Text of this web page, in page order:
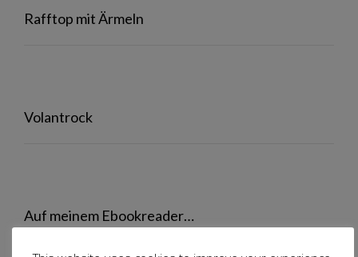
Rafftop mit Ärmeln
Volantrock
Auf meinem Ebookreader…